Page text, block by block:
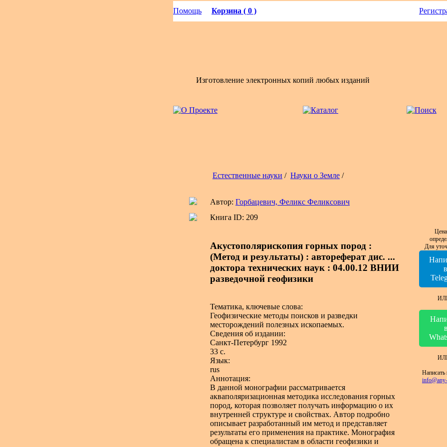
Помощь Корзина ( 0 )
Изготовление электронных копий любых изданий
Естественные науки / Науки о Земле /
Автор: Горбацевич, Феликс Феликсович
Книга ID: 209
Акустополярископия горных пород :
(Метод и результаты) : автореферат дис. ...
доктора технических наук : 04.00.12 ВНИИ
разведочной геофизики
Тематика, ключевые слова:
Геофизические методы поисков и разведки
месторождений полезных ископаемых.
Сведения об издании:
Санкт-Петербург 1992
33 с.
Язык:
rus
Аннотация:
В данной монографии рассматривается
акваполяризационная методика исследования горных
пород, которая позволяет получать информацию о их
внутренней структуре и свойствах. Автор подробно
описывает разработанный им метод и представляет
результаты его применения на практике. Монография
обращена к специалистам в области геофизики и
Для
в
в
Написать